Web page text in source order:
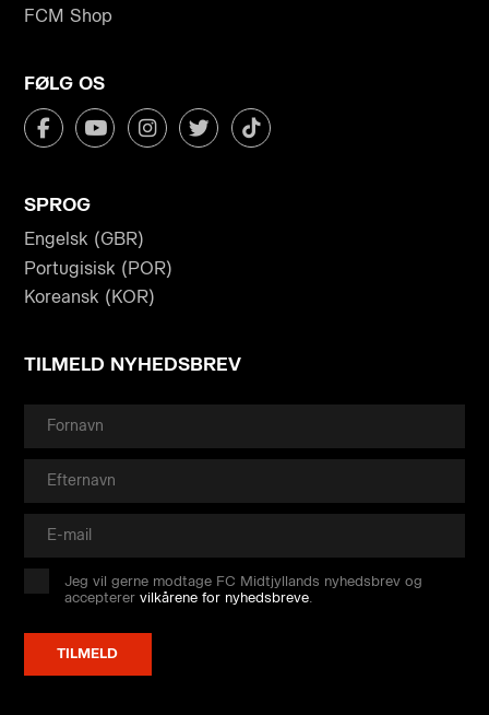
FCM Shop
FØLG OS
SPROG
Engelsk (GBR)
Portugisisk (POR)
Koreansk (KOR)
TILMELD NYHEDSBREV
Jeg vil gerne modtage FC Midtjyllands nyhedsbrev og
accepterervilkårene for nyhedsbreve.